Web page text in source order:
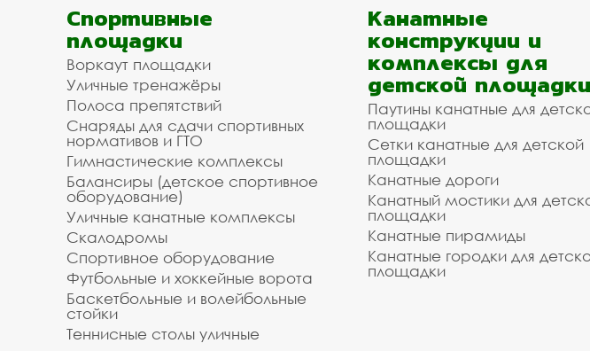
Спортивные
площадки
Воркаут площадки
Уличные тренажёры
Полоса препятствий
Снаряды для сдачи спортивных
нормативов и ГТО
Гимнастические комплексы
Балансиры (детское спортивное
оборудование)
Уличные канатные комплексы
Скалодромы
Спортивное оборудование
Футбольные и хоккейные ворота
Баскетбольные и волейбольные
стойки
Теннисные столы уличные
Канатные
конструкции и
комплексы для
детской площадки
Паутины канатные для
площадки
Сетки канатные для детской
площадки
Канатные дороги
Канатный мостики для
площадки
Канатные пирамиды
Канатные городки для
площадки